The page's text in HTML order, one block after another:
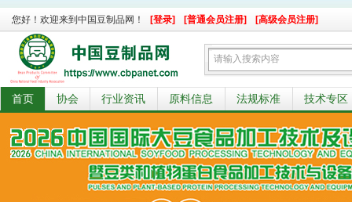
您好！欢迎来到中国豆制品网！ [登录] [普通会员注册] [高级会员注册]
首页 协会 行业资讯 原料信息 法规标准 技术专区